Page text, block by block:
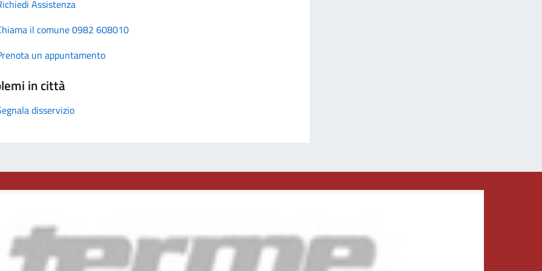
Assistenza
il comune 0982 608010
un appuntamento
in città
disservizio